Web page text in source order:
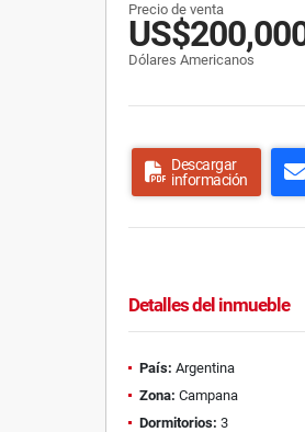
Precio de venta
Dólares Americanos
Descargar
información
Detalles del inmueble
País: Argentina
Zona: Campana
Dormitorios: 3